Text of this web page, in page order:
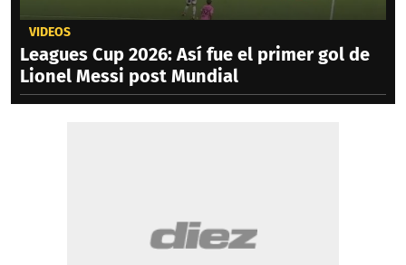
VIDEOS
Leagues Cup 2026: Así fue el primer gol de
Lionel Messi post Mundial